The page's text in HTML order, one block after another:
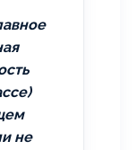
не